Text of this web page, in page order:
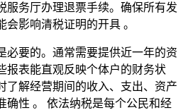
服务厅办理退票手续。确保所有发
影响清税证明的开具 。
必要的。通常需要提供近一年的资
报表能直观反映个体户的财务状
了解经营期间的收入、支出、资产
确性 。 依法纳税是每个公民和经